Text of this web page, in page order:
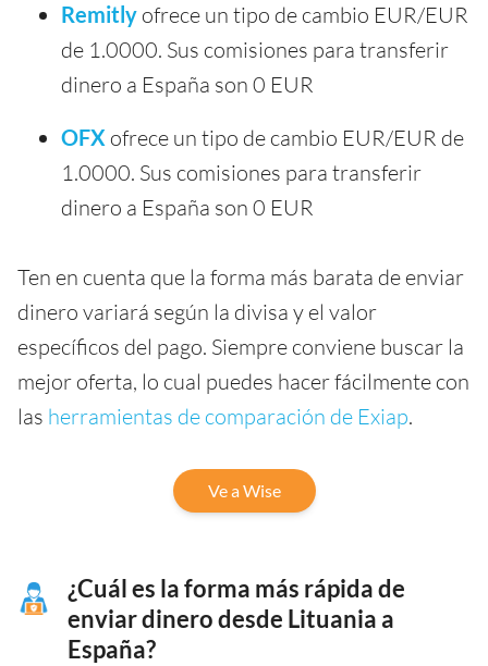
Remitly ofrece un tipo de cambio EUR/EUR
de 1.0000. Sus comisiones para transferir
dinero a España son 0 EUR
OFX ofrece un tipo de cambio EUR/EUR de
1.0000. Sus comisiones para transferir
dinero a España son 0 EUR
Ten en cuenta que la forma más barata de enviar
dinero variará según la divisa y el valor
específicos del pago. Siempre conviene buscar la
mejor oferta, lo cual puedes hacer fácilmente con
las herramientas de comparación de Exiap.
Ve a Wise
¿Cuál es la forma más rápida de
enviar dinero desde Lituania a
España?